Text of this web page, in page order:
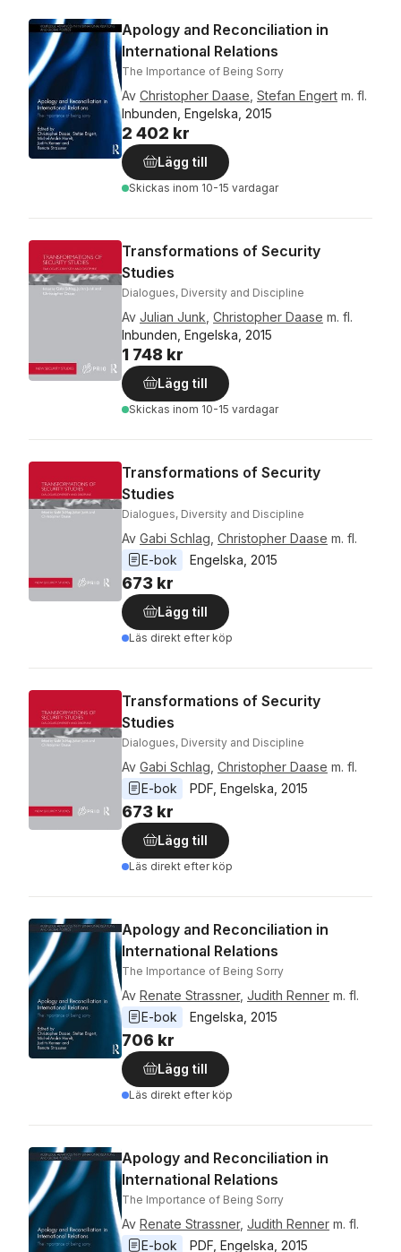
Apology and Reconciliation in
International Relations
The Importance of Being Sorry
Av Christopher Daase Stefan Engert m. fl.
Inbunden, Engelska, 2015
2 402 kr
Lägg till
Skickas inom 10-15 vardagar
Transformations of Security
Studies
Dialogues, Diversity and Discipline
Av Julian Junk Christopher Daase m. fl.
Inbunden, Engelska, 2015
1 748 kr
Lägg till
Skickas inom 10-15 vardagar
Transformations of Security
Studies
Dialogues, Diversity and Discipline
Av Gabi Schlag Christopher Daase m. fl.
E-bok
Engelska 2015
673 kr
Lägg till
Läs direkt efter köp
Transformations of Security
Studies
Dialogues, Diversity and Discipline
Av Gabi Schlag Christopher Daase m. fl.
E-bok
PDF Engelska 2015
673 kr
Lägg till
Läs direkt efter köp
Apology and Reconciliation in
International Relations
The Importance of Being Sorry
Av Renate Strassner, Judith Renner m. fl.
E-bok
Engelska 2015
706 kr
Lägg till
Läs direkt efter köp
Apology and Reconciliation in
International Relations
The Importance of Being Sorry
Av Renate Strassner, Judith Renner m. fl.
E-bok
PDF Engelska 2015